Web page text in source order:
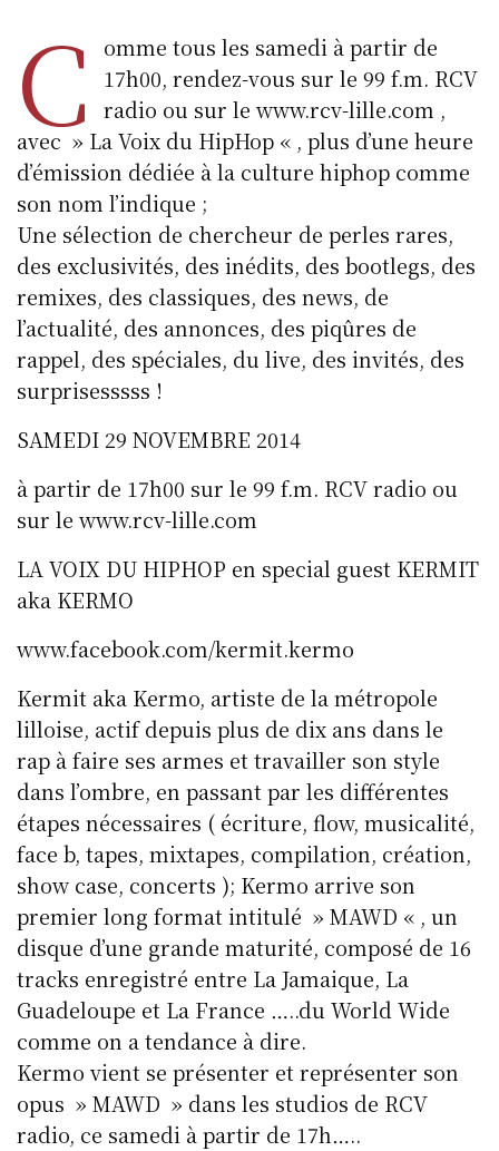
C
omme tous les samedi à partir de
17h00, rendez-vous sur le 99 f.m. RCV
radio ou sur le www.rcv-lille.com ,
avec » La Voix du HipHop « , plus d’une heure
d’émission dédiée à la culture hiphop comme
son nom l’indique ;
Une sélection de chercheur de perles rares,
des exclusivités, des inédits, des bootlegs, des
remixes, des classiques, des news, de
l’actualité, des annonces, des piqûres de
rappel, des spéciales, du live, des invités, des
surprisesssss !
SAMEDI 29 NOVEMBRE 2014
à partir de 17h00 sur le 99 f.m. RCV radio ou
sur le www.rcv-lille.com
LA VOIX DU HIPHOP en special guest KERMIT
aka KERMO
www.facebook.com/kermit.kermo
Kermit aka Kermo, artiste de la métropole
lilloise, actif depuis plus de dix ans dans le
rap à faire ses armes et travailler son style
dans l’ombre, en passant par les différentes
étapes nécessaires ( écriture, flow, musicalité,
face b, tapes, mixtapes, compilation, création,
show case, concerts ); Kermo arrive son
premier long format intitulé » MAWD « , un
disque d’une grande maturité, composé de 16
tracks enregistré entre La Jamaique, La
Guadeloupe et La France …..du World Wide
comme on a tendance à dire.
Kermo vient se présenter et représenter son
opus » MAWD » dans les studios de RCV
radio, ce samedi à partir de 17h…..